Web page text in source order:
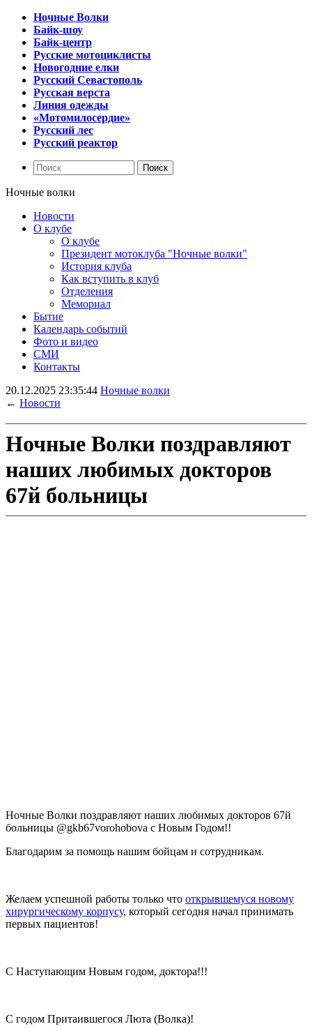
Ночные Волки
Байк-шоу
Байк-центр
Русские мотоциклисты
Новогодние елки
Русский Севастополь
Русская верста
Линия одежды
«Мотомилосердие»
Русский лес
Русский реактор
Ночные волки
Новости
О клубе
О клубе
Президент мотоклуба "Ночные волки"
История клуба
Как вступить в клуб
Отделения
Мемориал
Бытие
Календарь событий
Фото и видео
СМИ
Контакты
20.12.2025 23:35:44 Ночные волки
← Новости
Ночные Волки поздравляют
наших любимых докторов
67й больницы
Ночные Волки поздравляют наших любимых докторов 67й
больницы @gkb67vorohobova с Новым Годом!!
Благодарим за помощь нашим бойцам и сотрудникам.
Желаем успешной работы только что открывшемуся новому
хирургическому корпусу, который сегодня начал принимать
первых пациентов!
С Наступающим Новым годом, доктора!!!
С годом Притаившегося Люта (Волка)!